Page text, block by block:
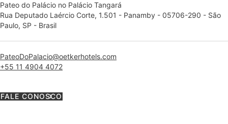
Pateo do Palácio no Palácio Tangará
Rua Deputado Laércio Corte, 1.501 - Panamby - 05706-290 - São
Paulo, SP - Brasil
PateoDoPalacio@oetkerhotels.com
+55 11 4904 4072
FALE CONOSCO